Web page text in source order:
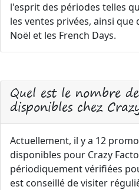
l'esprit des périodes telles
les ventes privées, ainsi
Noël et les French Days.
Quel est le nombre
disponibles chez
Actuellement, il y a 12
disponibles pour Crazy
périodiquement vérifiées
est conseillé de visiter